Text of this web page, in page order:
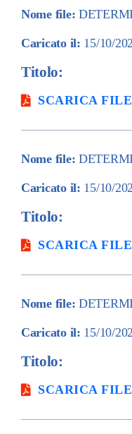
Nome file:
Caricato il: 15/10/
Titolo:
SCARICA FILE
Nome file:
Caricato il: 15/10/
Titolo:
SCARICA FILE
Nome file:
Caricato il: 15/10/
Titolo:
SCARICA FILE